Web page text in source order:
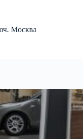
Москва